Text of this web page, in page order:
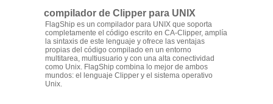
compilador de Clipper para UNIX
FlagShip es un compilador para UNIX que soporta
completamente el código escrito en CA-Clipper, amplía
la sintaxis de este lenguaje y ofrece las ventajas
propias del código compilado en un entorno
multitarea, multiusuario y con una alta conectividad
como Unix. FlagShip combina lo mejor de ambos
mundos: el lenguaje Clipper y el sistema operativo
Unix.